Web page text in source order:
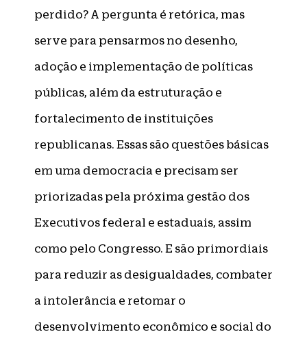
perdido? A pergunta é retórica, mas
serve para pensarmos no desenho,
adoção e implementação de políticas
públicas, além da estruturação e
fortalecimento de instituições
republicanas. Essas são questões básicas
em uma democracia e precisam ser
priorizadas pela próxima gestão dos
Executivos federal e estaduais, assim
como pelo Congresso. E são primordiais
para reduzir as desigualdades, combater
a intolerância e retomar o
desenvolvimento econômico e social do